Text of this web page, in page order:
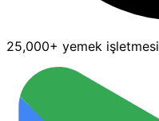
25,000+ yemek işletmesi